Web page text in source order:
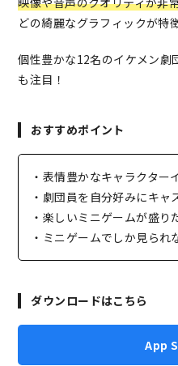
どの綺麗なグラフィックが特
個性豊かな12名のイケメン劇
も注目！
おすすめポイント
・表情豊かなキャラクター
・劇団員を自分好みにキャ
・楽しいミニゲームが盛り
・ミニゲームでしか見られ
ダウンロードはこちら
App